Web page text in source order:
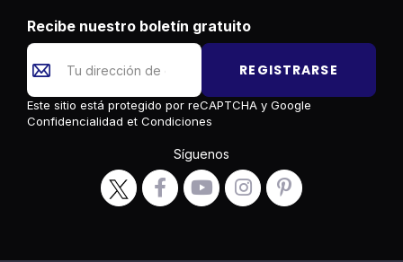
Recibe nuestro boletín gratuito
REGISTRARSE
Este sitio está protegido por reCAPTCHA y Google
Confidencialidad et Condiciones
Síguenos